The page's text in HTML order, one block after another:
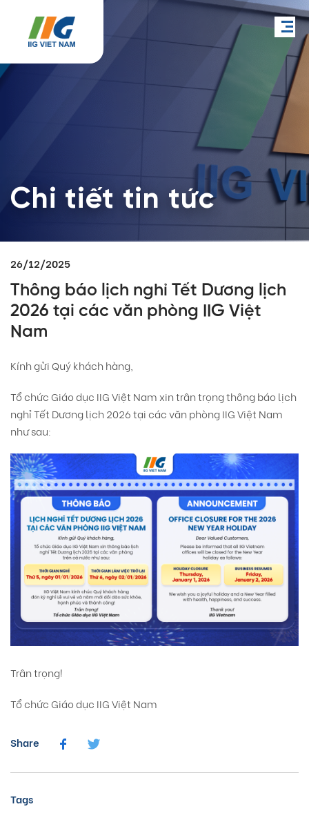
Chi tiết tin tức
26/12/2025
Thông báo lịch nghỉ Tết Dương lịch
2026 tại các văn phòng IIG Việt
Nam
Kính gửi Quý khách hàng,
Tổ chức Giáo dục IIG Việt Nam xin trân trọng thông báo lịch
nghỉ Tết Dương lịch 2026 tại các văn phòng IIG Việt Nam
như sau:
Trân trọng!
Tổ chức Giáo dục IIG Việt Nam
Share
Tags